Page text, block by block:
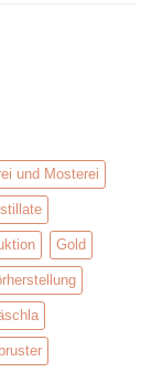
und Mosterei
Gold